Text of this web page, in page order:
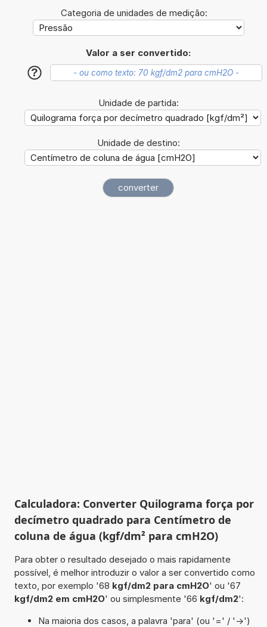
Categoria de unidades de medição:
Valor a ser convertido:
?
Unidade de partida:
Unidade de destino:
Calculadora: Converter Quilograma força por
decímetro quadrado para Centímetro de
coluna de água (kgf/dm² para cmH2O)
Para obter o resultado desejado o mais rapidamente
possível, é melhor introduzir o valor a ser convertido como
texto, por exemplo '68 kgf/dm2 para cmH2O' ou '67
kgf/dm2 em cmH2O' ou simplesmente '66 kgf/dm2':
Na maioria dos casos, a palavra 'para' (ou '=' / '->')